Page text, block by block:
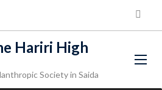
Hariri High
Society in Saida